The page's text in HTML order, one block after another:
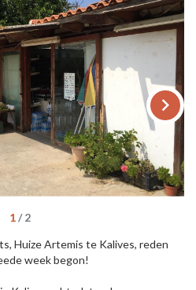
keyboard_arrow_right
1/2
Huize Artemis te Kalives, reden
week begon!